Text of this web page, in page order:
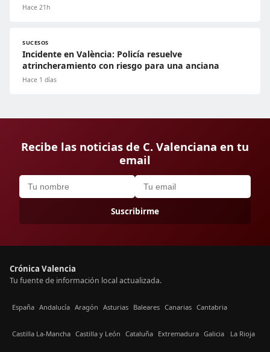
Hace 21h
SUCESOS
Incidente en València: Policía resuelve
atrincheramiento con riesgo para una anciana
Hace 1 días
Recibe las noticias de C. Valenciana en tu
email
Suscribirme
Crónica Valencia
Tu fuente de información local actualizada.
España Andalucía Aragón Asturias Baleares Canarias Cantabria
Castilla La-Mancha Castilla y León Cataluña Extremadura Galicia La Rioja